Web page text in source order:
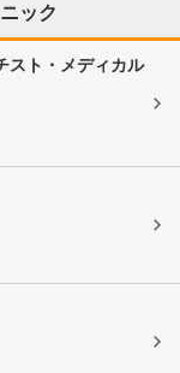
ック
スト・メディカル